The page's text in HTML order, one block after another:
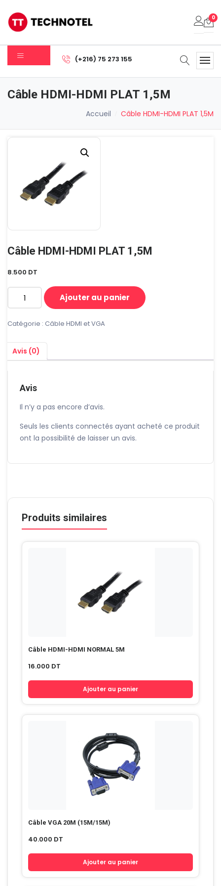
0
Votre panier est vide.
Sous-total: 0.000DT
Voir Le Panier Commander
(+216) 75 273 155
Câble HDMI-HDMI PLAT 1,5M
Accueil Câble HDMI-HDMI PLAT 1,5M
Câble HDMI-HDMI PLAT 1,5M
8.500 DT
quantité
Câble
HDMI
PLAT
1,5M
Ajouter au panier
Catégorie : Câble HDMI et VGA
Avis (0)
Avis
Il n’y a pas encore d’avis.
Seuls les clients connectés ayant acheté ce produit
ont la possibilité de laisser un avis.
Produits similaires
Câble HDMI-HDMI NORMAL 5M
16.000 DT
Ajouter au panier
Câble VGA 20M (15M/15M)
40.000 DT
Ajouter au panier